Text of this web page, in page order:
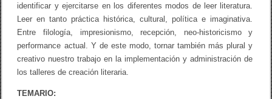
R
A
N
C
L
S
identificar y ejercitarse en los diferentes modos de leer literatura.
Leer en tanto práctica histórica, cultural, política e imaginativa.
Entre filología, impresionismo, recepción, neo-historicismo y
performance actual. Y de este modo, tornar también más plural y
creativo nuestro trabajo en la implementación y administración de
los talleres de creación literaria.
TEMARIO: